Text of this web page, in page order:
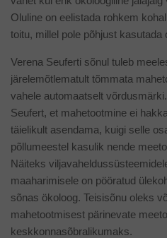
Oluline on eelistada rohkem
toitu, millel pole põhjust kasutada
Verena Seuferti sõnul tuleb
järelemõtlematult tõmmata
vahele automaatselt
Seufert, et mahetootmine ei
täielikult asendama, kuigi selle
põllumeestel kasulik nende
Näiteks
maaharimisele on pööratud
sõnas ökoloog. Teisisõnu oleks
mahetootmisest pärinevate
keskkonnasõbralikumaks.